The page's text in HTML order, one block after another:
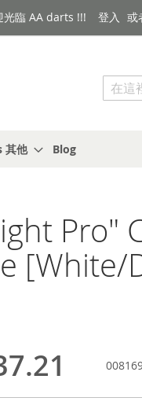
光臨 AA darts !!! 登入
搜
其他 Blog
Pro"
[White/